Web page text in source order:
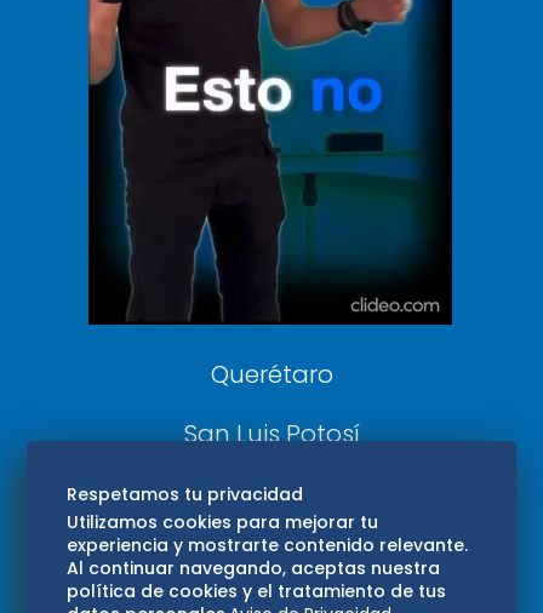
Clase
De 10 sports
DeDinero
Confabulario
Aviso Oportuno
Consultas
Querétaro
San Luis Potosí
Edomex
Consultas
Respetamos tu privacidad
Utilizamos cookies para mejorar tu
experiencia y mostrarte contenido relevante.
Al continuar navegando, aceptas nuestra
política de cookies y el tratamiento de tus